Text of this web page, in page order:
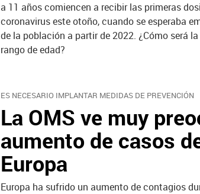
a 11 años comiencen a recibir las primeras
coronavirus este otoño, cuando se esperaba
de la población a partir de 2022. ¿Cómo será
rango de edad?
ES NECESARIO IMPLANTAR MEDIDAS DE PREVENCIÓN
La OMS ve muy
aumento de casos
Europa
Europa ha sufrido un aumento de contagios